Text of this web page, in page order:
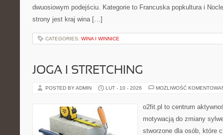
dwuosiowym podejściu. Kategorie to Francuska popkultura i
strony jest kraj wina […]
CATEGORIES: WINA I WINNICE
JOGA I STRETCHING
POSTED BY ADMIN LUT - 10 - 2026 MOŻLIWOŚĆ
o2fit.pl to centrum
motywacją do zmiany
stworzone dla osób, które